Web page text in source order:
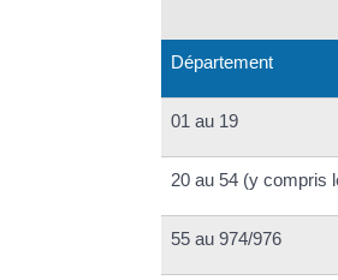
Département
01 au 19
20 au 54 (y compris
55 au 974/976